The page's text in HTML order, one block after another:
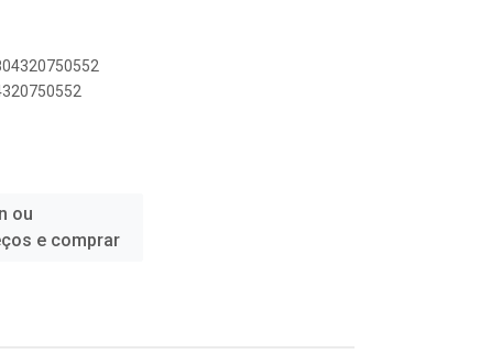
ou
e comprar